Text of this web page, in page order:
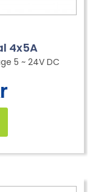
4x5A
5 ~ 24V DC